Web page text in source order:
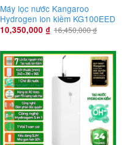
Máy lọc nước Kangaroo
Hydrogen ion kiềm KG100EED
10,350,000 ₫ 16,450,000₫